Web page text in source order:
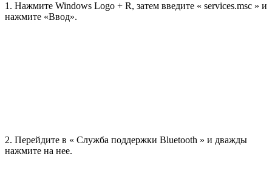
1. Нажмите Windows Logo + R, затем введите « services.msc » и
нажмите «Ввод».
2. Перейдите в « Служба поддержки Bluetooth » и дважды
нажмите на нее.